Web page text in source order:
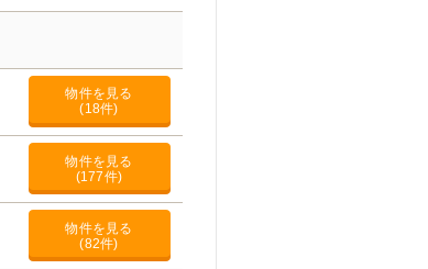
物件を見る
(18件)
物件を見る
(177件)
物件を見る
(82件)